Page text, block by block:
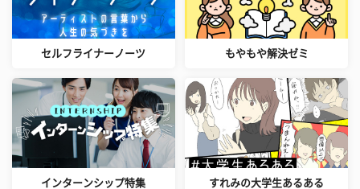
セルフライナーノーツ もやもや解決ゼミ
インターンシップ特集 すれみの大学生あるある